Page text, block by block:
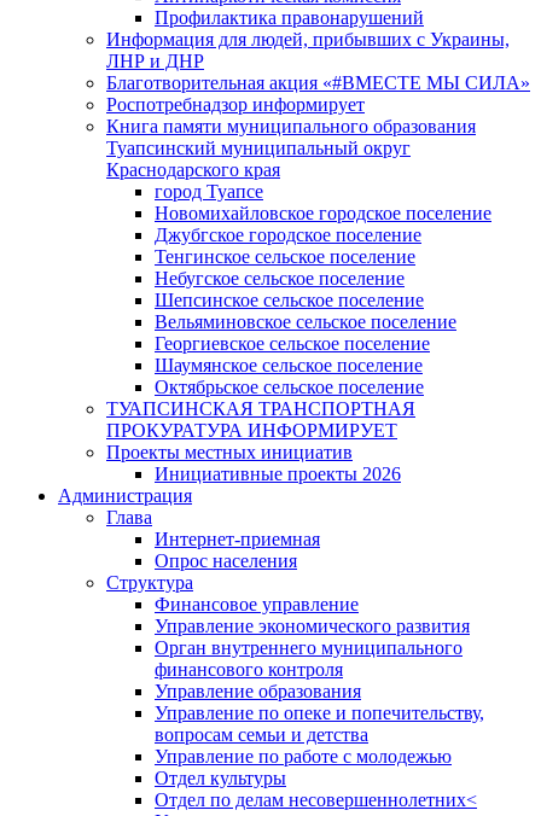
Профилактика правонарушений
Информация для людей, прибывших с Украины,
ЛНР и ДНР
Благотворительная акция «#ВМЕСТЕ МЫ СИЛА»
Роспотребнадзор информирует
Книга памяти муниципального образования
Туапсинский муниципальный округ
Краснодарского края
город Туапсе
Новомихайловское городское поселение
Джубгское городское поселение
Тенгинское сельское поселение
Небугское сельское поселение
Шепсинское сельское поселение
Вельяминовское сельское поселение
Георгиевское сельское поселение
Шаумянское сельское поселение
Октябрьское сельское поселение
ТУАПСИНСКАЯ ТРАНСПОРТНАЯ
ПРОКУРАТУРА ИНФОРМИРУЕТ
Проекты местных инициатив
Инициативные проекты 2026
Администрация
Глава
Интернет-приемная
Опрос населения
Структура
Финансовое управление
Управление экономического развития
Орган внутреннего муниципального
финансового контроля
Управление образования
Управление по опеке и попечительству,
вопросам семьи и детства
Управление по работе с молодежью
Отдел культуры
Отдел по делам несовершеннолетних<